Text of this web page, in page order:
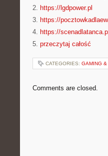
2. https://lgdpower.pl
3. https://
4. https://scenadlatanca.pl
5. przeczytaj całość
CATEGORIES: GAMING &
Comments are closed.